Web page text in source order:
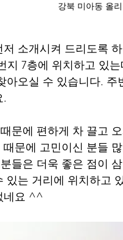
강북 미아동 올
소개시켜 드리도록
지 7층에 위치하고 있
아오실 수 있습니다.
.
문에 편하게 차 끌고
문에 고민이신 분들
들은 더욱 좋은 점이
있는 거리에 위치하고
네요 ^^